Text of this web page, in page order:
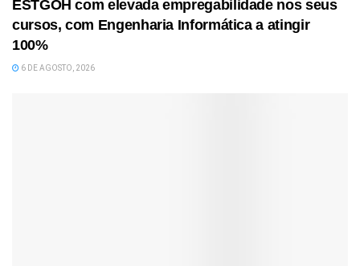
ESTGOH com elevada empregabilidade nos seus
cursos, com Engenharia Informática a atingir
100%
6 DE AGOSTO, 2026